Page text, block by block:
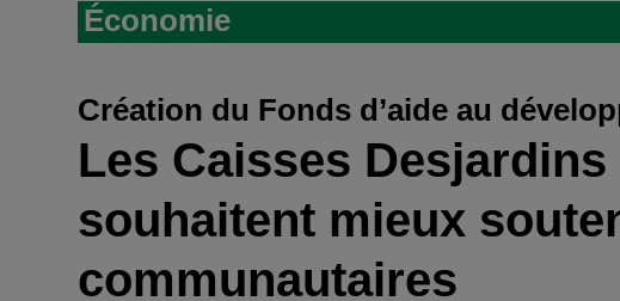
Économie
Création du Fonds d’aide au
Les Caisses Desjardins
souhaitent mieux
communautaires